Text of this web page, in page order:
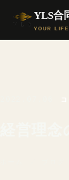
YLS合
YOUR